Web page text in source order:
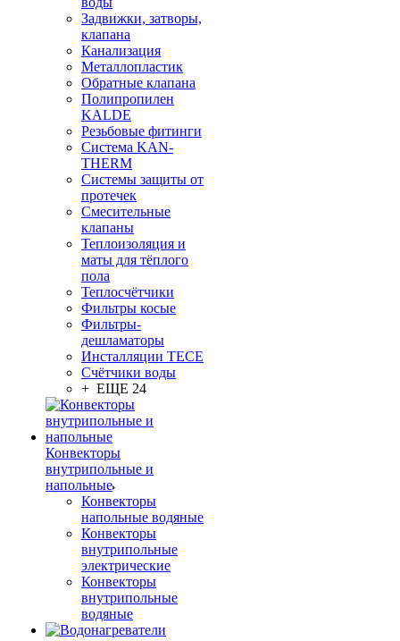
Задвижки, затворы,
клапана
Канализация
Металлопластик
Обратные клапана
Полипропилен
KALDE
Резьбовые фитинги
Система KAN-
THERM
Системы защиты от
протечек
Смесительные
клапаны
Теплоизоляция и
маты для тёплого
пола
Теплосчётчики
Фильтры косые
Фильтры-
дешламаторы
Инсталляции TECE
Счётчики воды
+ ЕЩЕ 24
Конвекторы
внутрипольные и
напольные
Конвекторы
напольные водяные
Конвекторы
внутрипольные
электрические
Конвекторы
внутрипольные
водяные